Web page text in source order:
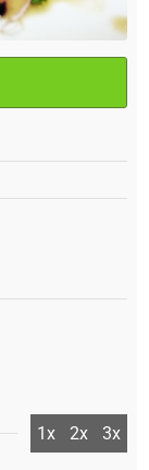
1x 2x 3x